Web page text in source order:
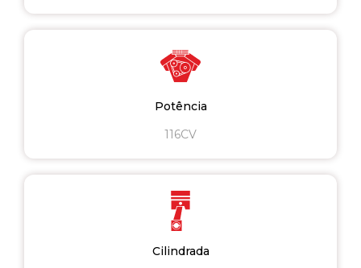
Potência
116CV
Cilindrada